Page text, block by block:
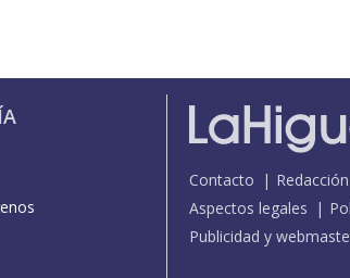
Contacto Redacción
Aspectos legales
Publicidad y